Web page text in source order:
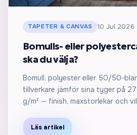
TAPETER & CANVAS 10 Jul 2026
Bomulls- eller
ska du välja?
Bomull, polyester eller 50/50-
tillverkare jämför sina tyger på
g/m² — finish, maxstorlekar och
Läs artikel